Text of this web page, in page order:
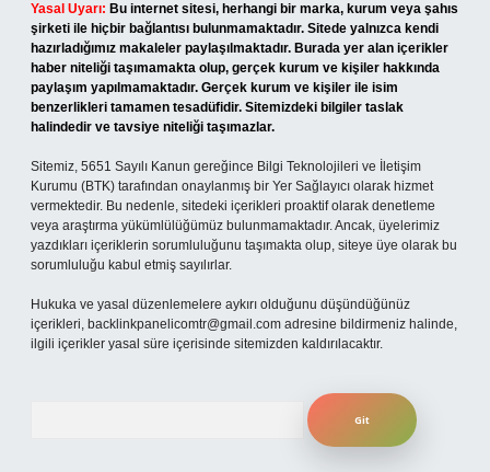
Yasal Uyarı: Bu internet sitesi, herhangi bir marka, kurum veya şahıs
şirketi ile hiçbir bağlantısı bulunmamaktadır. Sitede yalnızca kendi
hazırladığımız makaleler paylaşılmaktadır. Burada yer alan içerikler
haber niteliği taşımamakta olup, gerçek kurum ve kişiler hakkında
paylaşım yapılmamaktadır. Gerçek kurum ve kişiler ile isim
benzerlikleri tamamen tesadüfidir. Sitemizdeki bilgiler taslak
halindedir ve tavsiye niteliği taşımazlar.
Sitemiz, 5651 Sayılı Kanun gereğince Bilgi Teknolojileri ve İletişim
Kurumu (BTK) tarafından onaylanmış bir Yer Sağlayıcı olarak hizmet
vermektedir. Bu nedenle, sitedeki içerikleri proaktif olarak denetleme
veya araştırma yükümlülüğümüz bulunmamaktadır. Ancak, üyelerimiz
yazdıkları içeriklerin sorumluluğunu taşımakta olup, siteye üye olarak bu
sorumluluğu kabul etmiş sayılırlar.
Hukuka ve yasal düzenlemelere aykırı olduğunu düşündüğünüz
içerikleri, backlinkpanelicomtr@gmail.com adresine bildirmeniz halinde,
ilgili içerikler yasal süre içerisinde sitemizden kaldırılacaktır.